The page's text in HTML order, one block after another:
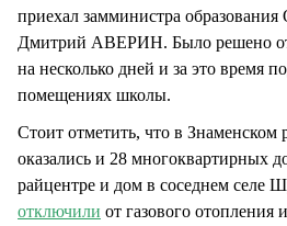
приехал замминистра образования
Дмитрий АВЕРИН. Было решено
на несколько дней и за это время
помещениях школы.
Стоит отметить, что в Знаменском
оказались и 28 многоквартирных
райцентре и дом в соседнем селе
отключили от газового отопления